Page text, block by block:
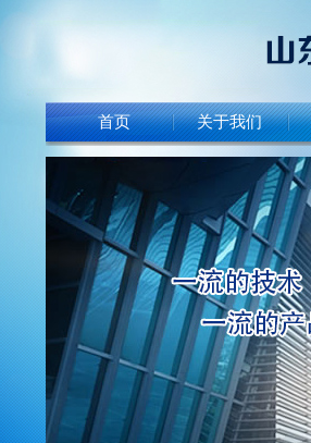
首页 关于我们